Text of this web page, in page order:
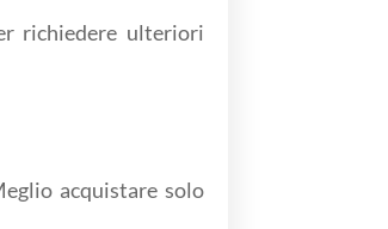
richiedere ulteriori
acquistare solo